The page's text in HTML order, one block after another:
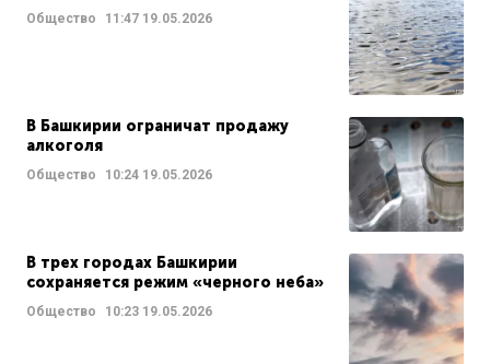
Общество 11:47 19.05.2026
В Башкирии ограничат продажу
алкоголя
Общество 10:24 19.05.2026
В трех городах Башкирии
сохраняется режим «черного неба»
Общество 10:23 19.05.2026